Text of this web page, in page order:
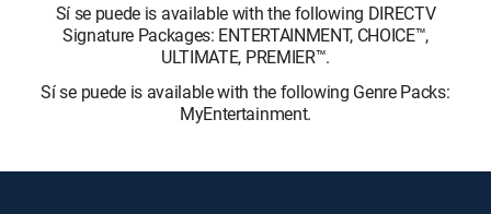
Sí se puede is available with the following DIRECTV
Signature Packages: ENTERTAINMENT, CHOICE™,
ULTIMATE, PREMIER™.
Sí se puede is available with the following Genre Packs:
MyEntertainment.